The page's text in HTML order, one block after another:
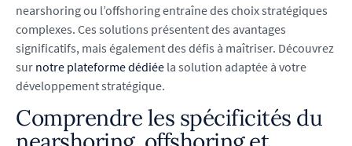
nearshoring ou l’offshoring entraîne des choix stratégiques
complexes. Ces solutions présentent des avantages
significatifs, mais également des défis à maîtriser. Découvrez
sur notre plateforme dédiée la solution adaptée à votre
développement stratégique.
Comprendre les spécificités du